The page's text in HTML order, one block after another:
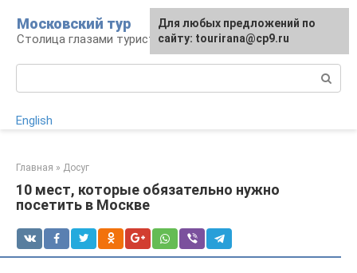
контенту
Московский тур
Столица глазами туриста
English
Главная » Досуг
10 мест, которые обязательно нужно
посетить в Москве
Для любых предложений по
сайту: tourirana@cp9.ru